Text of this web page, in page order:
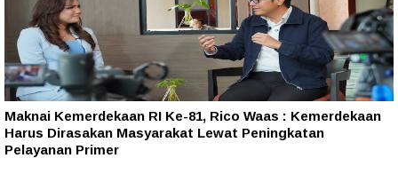
Maknai Kemerdekaan RI Ke-81, Rico Waas : Kemerdekaan
Harus Dirasakan Masyarakat Lewat Peningkatan
Pelayanan Primer